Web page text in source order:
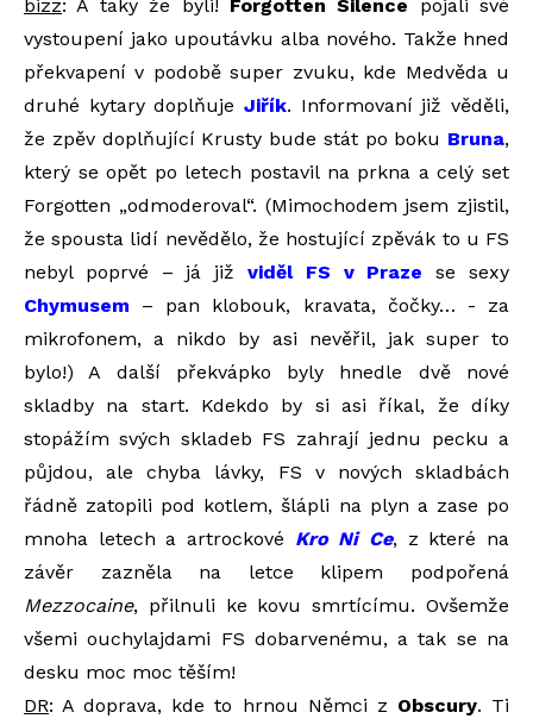
bizz: A taky že byli! Forgotten Silence pojali své
vystoupení jako upoutávku alba nového. Takže hned
překvapení v podobě super zvuku, kde Medvěda u
druhé kytary doplňuje Jiřík. Informovaní již věděli,
že zpěv doplňující Krusty bude stát po boku Bruna,
který se opět po letech postavil na prkna a celý set
Forgotten „odmoderoval“. (Mimochodem jsem zjistil,
že spousta lidí nevědělo, že hostující zpěvák to u FS
nebyl poprvé – já již viděl FS v Praze se sexy
Chymusem – pan klobouk, kravata, čočky… - za
mikrofonem, a nikdo by asi nevěřil, jak super to
bylo!) A další překvápko byly hnedle dvě nové
skladby na start. Kdekdo by si asi říkal, že díky
stopážím svých skladeb FS zahrají jednu pecku a
půjdou, ale chyba lávky, FS v nových skladbách
řádně zatopili pod kotlem, šlápli na plyn a zase po
mnoha letech a artrockové Kro Ni Ce, z které na
závěr zazněla na letce klipem podpořená
Mezzocaine, přilnuli ke kovu smrtícímu. Ovšemže
všemi ouchylajdami FS dobarvenému, a tak se na
desku moc moc těším!
DR: A doprava, kde to hrnou Němci z Obscury. Ti